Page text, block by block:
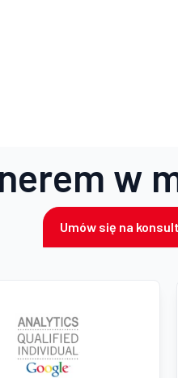
w
Umów się na